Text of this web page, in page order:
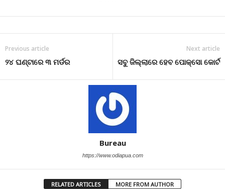
Previous article
୨୪ ଘଣ୍ଟାରେ ୩ ମର୍ଡର
Next article
ସବୁ ଜିଲ୍ଲାରେ ହେବ ପୋକ୍ସୋ କୋର୍ଟ
Bureau
https://www.odiapua.com
RELATED ARTICLES MORE FROM AUTHOR